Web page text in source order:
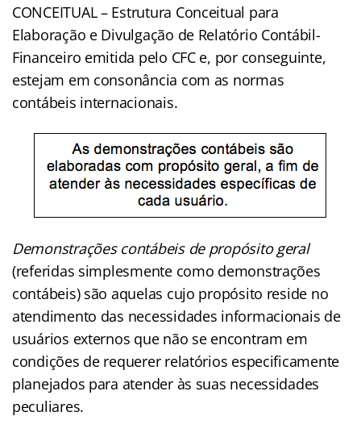
CONCEITUAL – Estrutura Conceitual para
Elaboração e Divulgação de Relatório Contábil-
Financeiro emitida pelo CFC e, por conseguinte,
estejam em consonância com as normas
contábeis internacionais.
Demonstrações contábeis de propósito geral
(referidas simplesmente como demonstrações
contábeis) são aquelas cujo propósito reside no
atendimento das necessidades informacionais de
usuários externos que não se encontram em
condições de requerer relatórios especificamente
planejados para atender às suas necessidades
peculiares.